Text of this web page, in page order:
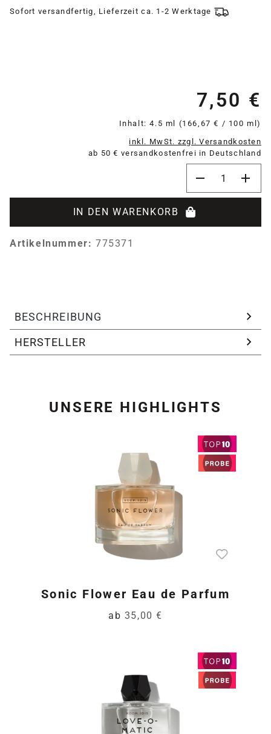
Sofort versandfertig, Lieferzeit ca. 1-2 Werktage
7,50 €
Inhalt:4.5 ml (166,67 € / 100 ml)
inkl. MwSt. zzgl. Versandkosten
ab 50 € versandkostenfrei in Deutschland
IN DEN WARENKORB
Artikelnummer: 775371
BESCHREIBUNG
HERSTELLER
UNSERE HIGHLIGHTS
Sonic Flower Eau de Parfum
ab 35,00 €